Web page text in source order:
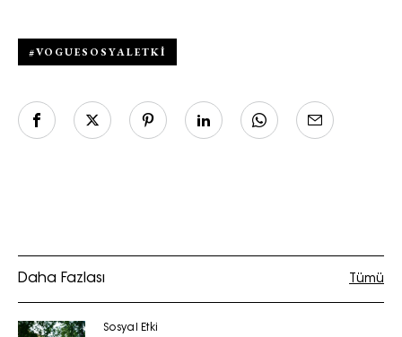
#VOGUESOSYALETKI
Daha Fazlası Tümü
Sosyal Etki